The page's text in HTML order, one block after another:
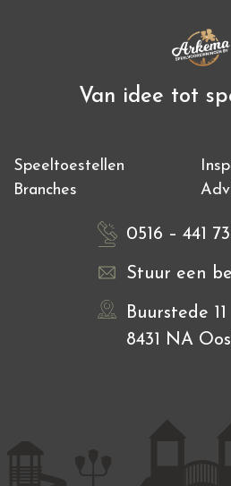
Van idee tot
Speeltoestellen
Branches
0516 – 441
Stuur een
Buurstede 11
8431 NA